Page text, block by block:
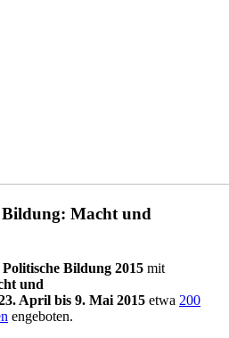
Bildung: Macht und
Bildung 2015 mit
und
April bis 9. Mai 2015 etwa 200
engeboten.